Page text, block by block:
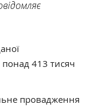
понад 413 тисяч
провадження